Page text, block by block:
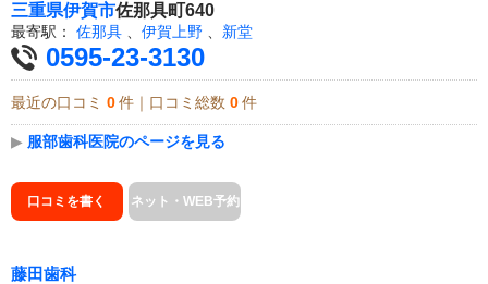
三重県伊賀市佐那具町640
最寄駅： 佐那具 、 伊賀上野 、 新堂
0595-23-3130
最近の口コミ 0 件｜口コミ総数 0 件
▶ 服部歯科医院のページを見る
口コミを書く ネット・WEB予約
藤田歯科